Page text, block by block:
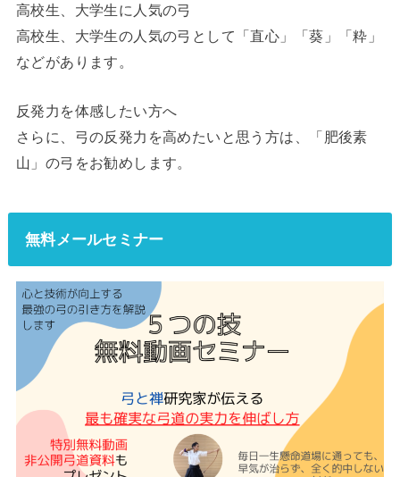
高校生、大学生に人気の弓
高校生、大学生の人気の弓として「直心」「葵」「粋」
などがあります。
反発力を体感したい方へ
さらに、弓の反発力を高めたいと思う方は、「肥後素
山」の弓をお勧めします。
無料メールセミナー